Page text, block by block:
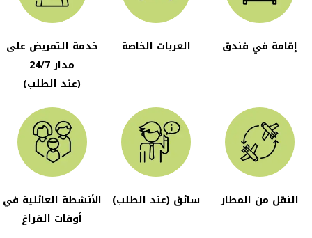
إقامة في فندق العربات الخاصة
خدمة التمريض على
مدار 24/7
(عند الطلب)
النقل من المطار سائق (عند الطلب)
الأنشطة العائلية في
أوقات الفراغ